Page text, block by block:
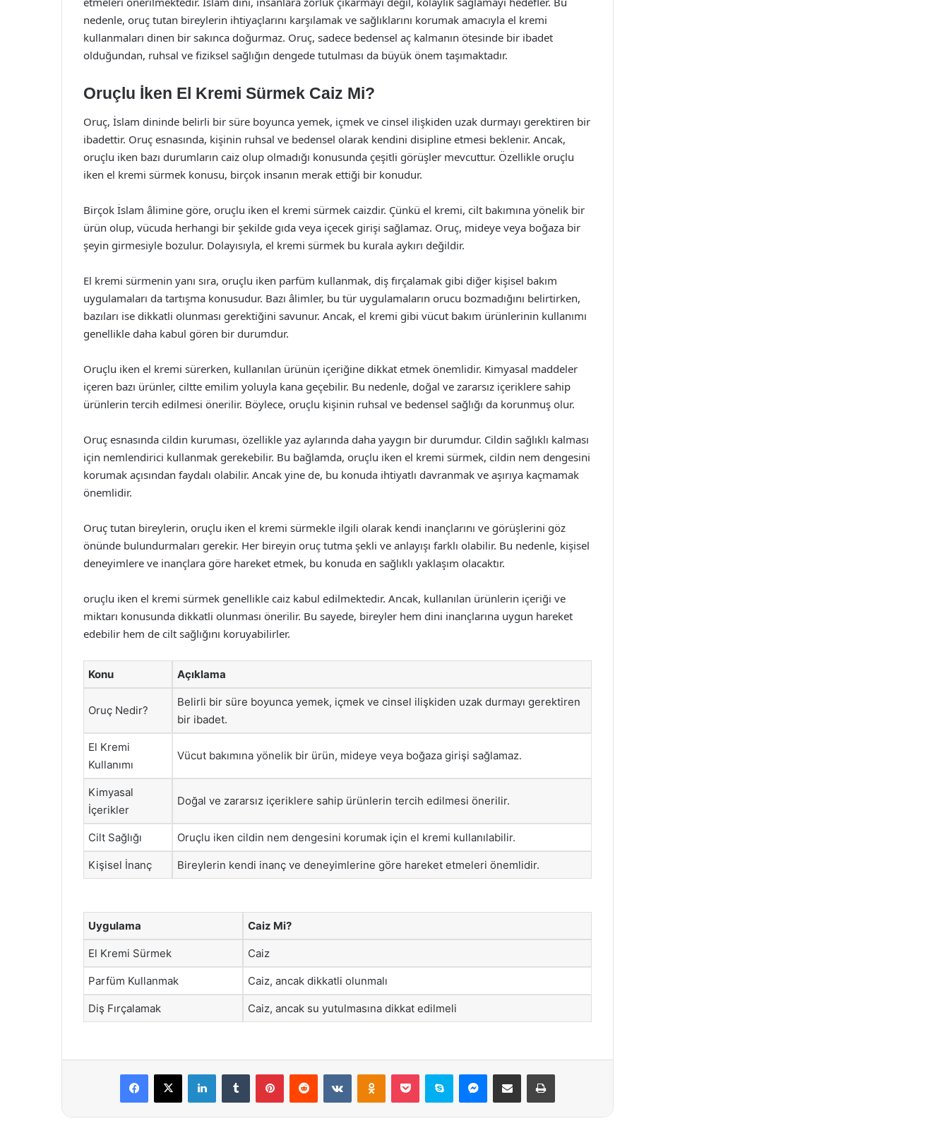
nedenle, oruç tutan bireylerin ihtiyaçlarını karşılamak ve sağlıklarını korumak amacıyla el kremi
kullanmaları dinen bir sakınca doğurmaz. Oruç, sadece bedensel aç kalmanın ötesinde bir ibadet
olduğundan, ruhsal ve fiziksel sağlığın dengede tutulması da büyük önem taşımaktadır.
Oruçlu İken El Kremi Sürmek Caiz Mi?
Oruç, İslam dininde belirli bir süre boyunca yemek, içmek ve cinsel ilişkiden uzak durmayı gerektiren bir
ibadettir. Oruç esnasında, kişinin ruhsal ve bedensel olarak kendini disipline etmesi beklenir. Ancak,
oruçlu iken bazı durumların caiz olup olmadığı konusunda çeşitli görüşler mevcuttur. Özellikle oruçlu
iken el kremi sürmek konusu, birçok insanın merak ettiği bir konudur.
Birçok İslam âlimine göre, oruçlu iken el kremi sürmek caizdir. Çünkü el kremi, cilt bakımına yönelik bir
ürün olup, vücuda herhangi bir şekilde gıda veya içecek girişi sağlamaz. Oruç, mideye veya boğaza bir
şeyin girmesiyle bozulur. Dolayısıyla, el kremi sürmek bu kurala aykırı değildir.
El kremi sürmenin yanı sıra, oruçlu iken parfüm kullanmak, diş fırçalamak gibi diğer kişisel bakım
uygulamaları da tartışma konusudur. Bazı âlimler, bu tür uygulamaların orucu bozmadığını belirtirken,
bazıları ise dikkatli olunması gerektiğini savunur. Ancak, el kremi gibi vücut bakım ürünlerinin kullanımı
genellikle daha kabul gören bir durumdur.
Oruçlu iken el kremi sürerken, kullanılan ürünün içeriğine dikkat etmek önemlidir. Kimyasal maddeler
içeren bazı ürünler, ciltte emilim yoluyla kana geçebilir. Bu nedenle, doğal ve zararsız içeriklere sahip
ürünlerin tercih edilmesi önerilir. Böylece, oruçlu kişinin ruhsal ve bedensel sağlığı da korunmuş olur.
Oruç esnasında cildin kuruması, özellikle yaz aylarında daha yaygın bir durumdur. Cildin sağlıklı kalması
için nemlendirici kullanmak gerekebilir. Bu bağlamda, oruçlu iken el kremi sürmek, cildin nem dengesini
korumak açısından faydalı olabilir. Ancak yine de, bu konuda ihtiyatlı davranmak ve aşırıya kaçmamak
önemlidir.
Oruç tutan bireylerin, oruçlu iken el kremi sürmekle ilgili olarak kendi inançlarını ve görüşlerini göz
önünde bulundurmaları gerekir. Her bireyin oruç tutma şekli ve anlayışı farklı olabilir. Bu nedenle, kişisel
deneyimlere ve inançlara göre hareket etmek, bu konuda en sağlıklı yaklaşım olacaktır.
oruçlu iken el kremi sürmek genellikle caiz kabul edilmektedir. Ancak, kullanılan ürünlerin içeriği ve
miktarı konusunda dikkatli olunması önerilir. Bu sayede, bireyler hem dini inançlarına uygun hareket
edebilir hem de cilt sağlığını koruyabilirler.
Konu Açıklama
Oruç Nedir?
Belirli bir süre boyunca yemek, içmek ve cinsel ilişkiden uzak durmayı gerektiren
bir ibadet.
El Kremi
Kullanımı
Vücut bakımına yönelik bir ürün, mideye veya boğaza girişi sağlamaz.
Kimyasal
İçerikler
Doğal ve zararsız içeriklere sahip ürünlerin tercih edilmesi önerilir.
Cilt Sağlığı Oruçlu iken cildin nem dengesini korumak için el kremi kullanılabilir.
Kişisel İnanç Bireylerin kendi inanç ve deneyimlerine göre hareket etmeleri önemlidir.
Uygulama Caiz Mi?
El Kremi Sürmek Caiz
Parfüm Kullanmak Caiz, ancak dikkatli olunmalı
Diş Fırçalamak Caiz, ancak su yutulmasına dikkat edilmeli
Facebook
X LinkedInTumblr PinterestReddit VKontakteOdnoklassniki
Pocket Skype Messenger
E-Posta ile paylaş Yazdır